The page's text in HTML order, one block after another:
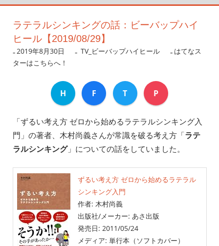
ラテラルシンキングの話：ビーバップハイ
ヒール【2019/08/29】
2019年8月30日 nanigoto
TV_ビーバップハイヒール
はてなス
ターはこちらへ！
H F T P
「ずるい考え方 ゼロから始めるラテラルシンキング入
門」の著者、木村尚義さんが常識を破る考え方「ラテ
ラルシンキング」についての話をしていました。
ずるい考え方 ゼロから始めるラテラル
シンキング入門
作者: 木村尚義
出版社/メーカー: あさ出版
発売日: 2011/05/24
メディア: 単行本（ソフトカバー）